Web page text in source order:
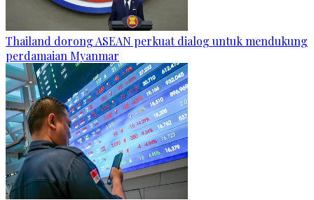
Thailand dorong ASEAN perkuat dialog untuk mendukung
perdamaian Myanmar